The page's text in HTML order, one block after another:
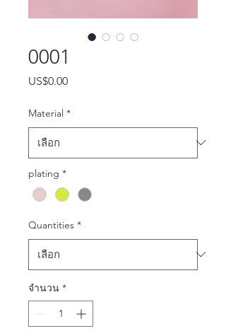
0001
US$0.00ราคา
Material *
plating *
Quantities *
จำนวน *